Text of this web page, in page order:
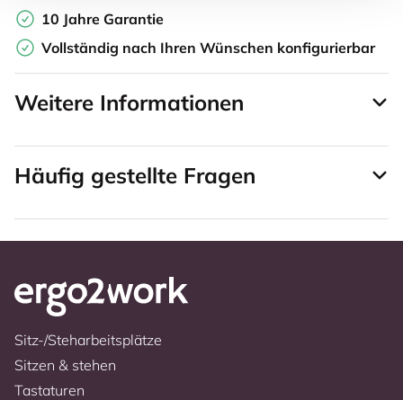
10 Jahre Garantie
Vollständig nach Ihren Wünschen konfigurierbar
Weitere Informationen
Häufig gestellte Fragen
Sitz-/Steharbeitsplätze
Sitzen & stehen
Tastaturen